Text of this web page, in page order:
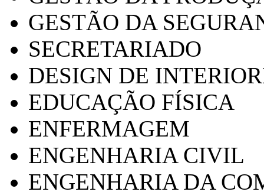
GESTÃO DA
SECRETARIADO
DESIGN DE
EDUCAÇÃO FÍSICA
ENFERMAGEM
ENGENHARIA CIVIL
ENGENHARIA DA